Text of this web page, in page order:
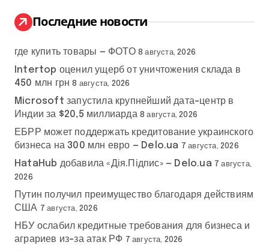
:
Последние новости
где купить товары — ФОТО 8 августа, 2026
Intertop оценил ущерб от уничтожения склада в
450 млн грн 8 августа, 2026
Microsoft запустила крупнейший дата-центр в
Индии за $20,5 миллиарда 8 августа, 2026
ЕБРР может поддержать кредитование украинского
бизнеса на 300 млн евро — Delo.ua 7 августа, 2026
HataHub добавила «Дія.Підпис» — Delo.ua 7 августа,
2026
Путин получил преимущество благодаря действиям
США 7 августа, 2026
НБУ ослабил кредитные требования для бизнеса и
аграриев из-за атак РФ 7 августа, 2026